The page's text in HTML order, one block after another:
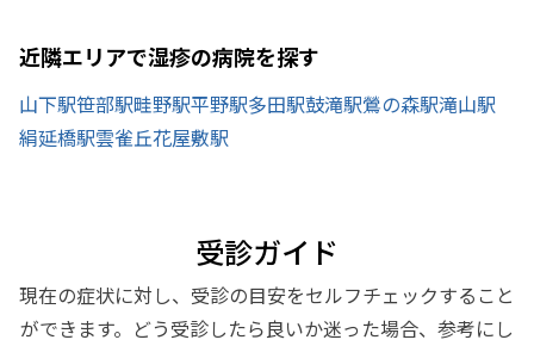
近隣エリアで湿疹の病院を探す
山下駅笹部駅畦野駅平野駅多田駅鼓滝駅鶯の森駅滝山駅
絹延橋駅雲雀丘花屋敷駅
受診ガイド
現在の症状に対し、受診の目安をセルフチェックすること
ができます。どう受診したら良いか迷った場合、参考にし